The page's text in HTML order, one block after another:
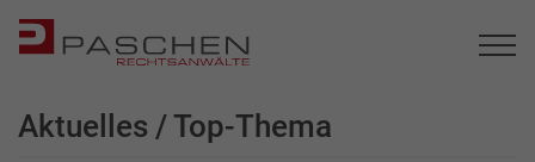
Aktuelles / Top-Thema